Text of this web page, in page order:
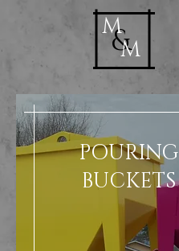
&
M
M
POURING
BUCKETS